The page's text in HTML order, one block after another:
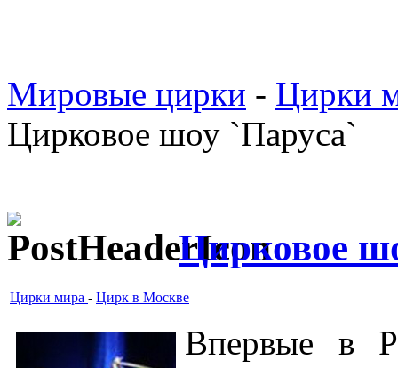
Мировые цирки - Цирки
Цирковое шоу `Паруса`
Цирковое
Цирки мира - Цирк в Москве
Впервые в